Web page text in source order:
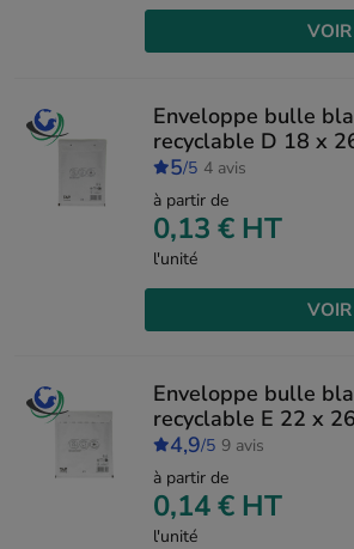
VOIR
Enveloppe bulle
recyclable D 18 x
5/5 4 avis
à partir de
0,13 € HT
l'unité
VOIR
Enveloppe bulle
recyclable E 22 x
4,9/5 9 avis
à partir de
0,14 € HT
l'unité